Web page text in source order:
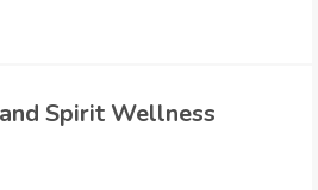
Spirit Wellness